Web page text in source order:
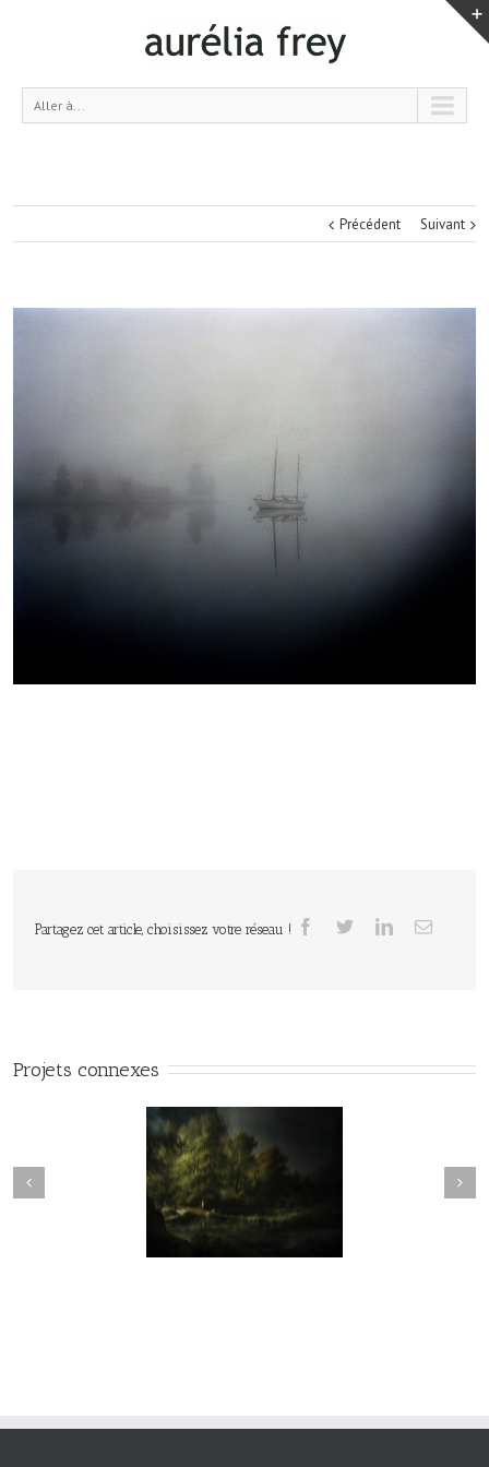
Aller à...
Précédent Suivant
Partagez cet article, choisissez votre réseau !
Projets connexes
vie#025